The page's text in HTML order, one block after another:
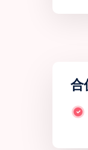
合